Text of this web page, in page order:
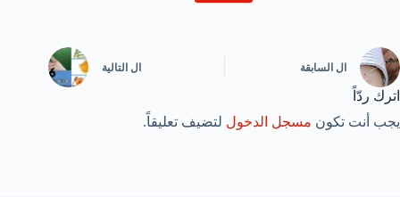
ال السابقة ال التالية
اترك ردّاً
يجب أنت تكون مسجل الدخول لتضيف تعليقاً.